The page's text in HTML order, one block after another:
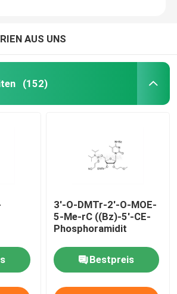
AUS UNS
(152)
3'-O-DMTr-2'-O-MOE-
5-Me-rC ((Bz)-5'-CE-
Phosphoramidit
Bestpreis